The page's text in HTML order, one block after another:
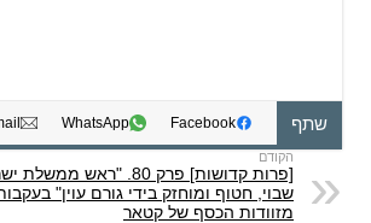
שתף Facebook
WhatsApp
[פרות קדושות] פרק 80. "ראש
שבוי, חטוף ומוחזק בידי גורם עוין"
מזוודות הכסף של קטאר